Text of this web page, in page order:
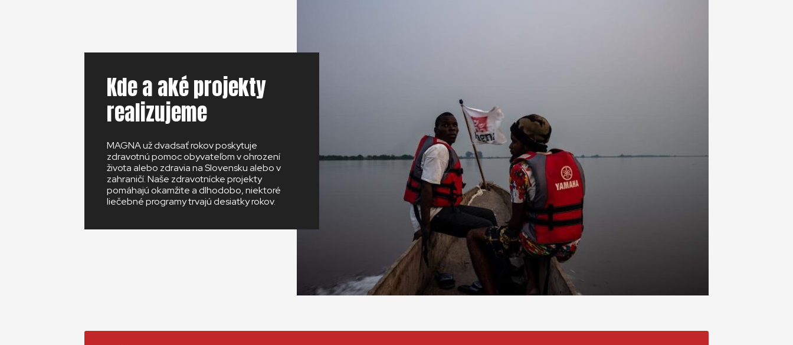
Kde a aké projekty
realizujeme
MAGNA už dvadsať rokov poskytuje
zdravotnú pomoc obyvateľom v ohrození
života alebo zdravia na Slovensku alebo v
zahraničí. Naše zdravotnícke projekty
pomáhajú okamžite a dlhodobo, niektoré
liečebné programy trvajú desiatky rokov.